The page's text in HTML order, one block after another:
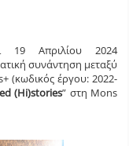
Απριλίου 2024
συνάντηση μεταξύ
(κωδικός έργου: 2022-
(Hi)stories” στη Mons